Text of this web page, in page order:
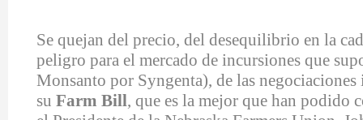
Se quejan del precio, del desequilibrio en la
peligro para el mercado de incursiones que
Monsanto por Syngenta), de las
su Farm Bill, que es la mejor que han podido